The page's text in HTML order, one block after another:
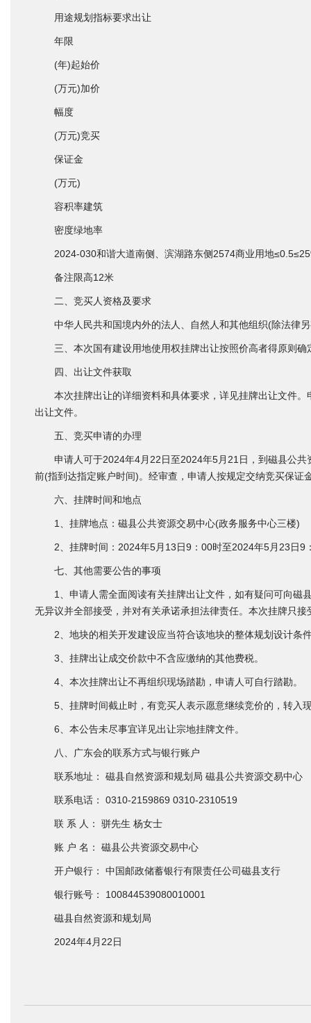
用途规划指标要求出让
年限
(年)起始价
(万元)加价
幅度
(万元)竞买
保证金
(万元)
容积率建筑
密度绿地率
2024-030和谐大道南侧、滨湖路东侧2574商业用地
备注限高12米
二、竞买人资格及要求
中华人民共和国境内外的法人、自然人和其他组织(除法律另
三、本次国有建设用地使用权挂牌出让按照价高者得原则确
四、出让文件获取
本次挂牌出让的详细资料和具体要求，详见挂牌出让文件。
出让文件。
五、竞买申请的办理
申请人可于2024年4月22日至2024年5月21日，到磁县公共
前(指到达指定账户时间)。经审查，申请人按规定交纳竞买保
六、挂牌时间和地点
1、挂牌地点：磁县公共资源交易中心(政务服务中心三楼)
2、挂牌时间：2024年5月13日9：00时至2024年5月23日9
七、其他需要公告的事项
1、申请人需全面阅读有关挂牌出让文件，如有疑问可向磁
无异议并全部接受，并对有关承诺承担法律责任。本次挂牌只
2、地块的相关开发建设应当符合该地块的整体规划设计条
3、挂牌出让成交价款中不含应缴纳的其他费税。
4、本次挂牌出让不再组织现场踏勘，申请人可自行踏勘。
5、挂牌时间截止时，有竞买人表示愿意继续竞价的，转入
6、本公告未尽事宜详见出让宗地挂牌文件。
八、广东会的联系方式与银行账户
联系地址： 磁县自然资源和规划局 磁县公共资源交易中心
联系电话： 0310-2159869 0310-2310519
联 系 人： 骈先生 杨女士
账 户 名： 磁县公共资源交易中心
开户银行： 中国邮政储蓄银行有限责任公司磁县支行
银行账号： 100844539080010001
磁县自然资源和规划局
2024年4月22日